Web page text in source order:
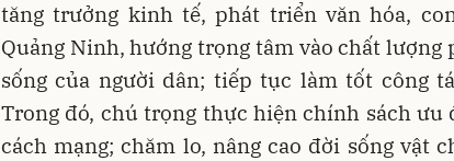
tăng trưởng kinh tế, phát triển văn hóa,
Quảng Ninh, hướng trọng tâm vào chất
sống của người dân; tiếp tục làm tốt công
Trong đó, chú trọng thực hiện chính sách ưu
cách mạng; chăm lo, nâng cao đời sống vật